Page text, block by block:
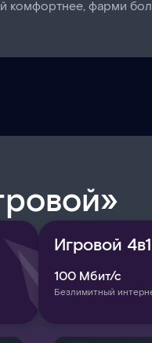
комфортнее, фарми
Игровой 4в1
100 Мбит/с
Безлимитный